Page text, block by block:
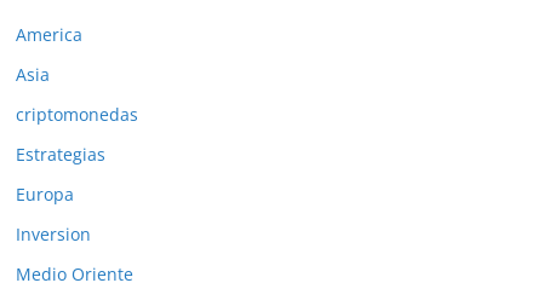
America
Asia
criptomonedas
Estrategias
Europa
Inversion
Medio Oriente